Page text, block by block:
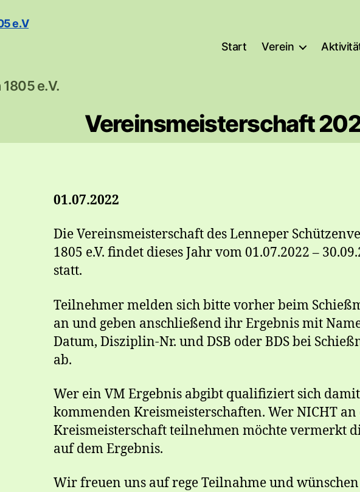
e.V.
Start Verein
Vereinsmeisterschaft
01.07.2022
Die Vereinsmeisterschaft des Lenneper
1805 e.V. findet dieses Jahr vom 01.07.2022 –
statt.
Teilnehmer melden sich bitte vorher beim
an und geben anschließend ihr Ergebnis mit
Datum, Disziplin-Nr. und DSB oder BDS bei
ab.
Wer ein VM Ergebnis abgibt qualifiziert sich
kommenden Kreismeisterschaften. Wer NICHT an
Kreismeisterschaft teilnehmen möchte vermerkt
auf dem Ergebnis.
Wir freuen uns auf rege Teilnahme und